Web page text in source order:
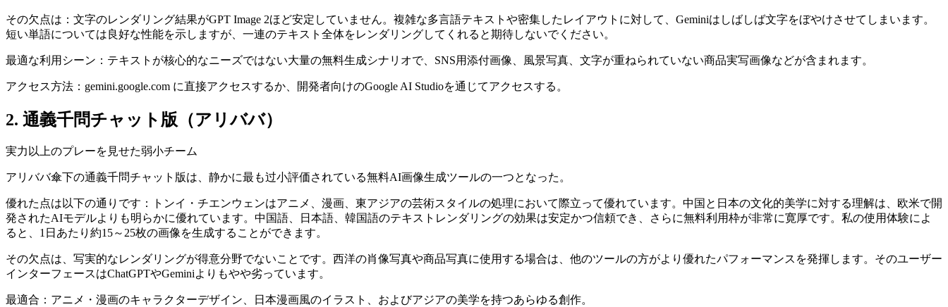
その欠点は：文字のレンダリング結果がGPT Image 2ほど安定していません。複雑な多言語テキストや密集したレイアウトに対して、Geminiはしばしば文字をぼやけさせてしまいます。
短い単語については良好な性能を示しますが、一連のテキスト全体をレンダリングしてくれると期待しないでください。
最適な利用シーン：テキストが核心的なニーズではない大量の無料生成シナリオで、SNS用添付画像、風景写真、文字が重ねられていない商品実写画像などが含まれます。
アクセス方法：gemini.google.com に直接アクセスするか、開発者向けのGoogle AI Studioを通じてアクセスする。
2. 通義千問チャット版（アリババ）
実力以上のプレーを見せた弱小チーム
アリババ傘下の通義千問チャット版は、静かに最も过小評価されている無料AI画像生成ツールの一つとなった。
優れた点は以下の通りです：トンイ・チエンウェンはアニメ、漫画、東アジアの芸術スタイルの処理において際立って優れています。中国と日本の文化的美学に対する理解は、欧米で開
発されたAIモデルよりも明らかに優れています。中国語、日本語、韓国語のテキストレンダリングの効果は安定かつ信頼でき、さらに無料利用枠が非常に寛厚です。私の使用体験によ
ると、1日あたり約15～25枚の画像を生成することができます。
その欠点は、写実的なレンダリングが得意分野でないことです。西洋の肖像写真や商品写真に使用する場合は、他のツールの方がより優れたパフォーマンスを発揮します。そのユーザー
インターフェースはChatGPTやGeminiよりもやや劣っています。
最適合：アニメ・漫画のキャラクターデザイン、日本漫画風のイラスト、およびアジアの美学を持つあらゆる創作。